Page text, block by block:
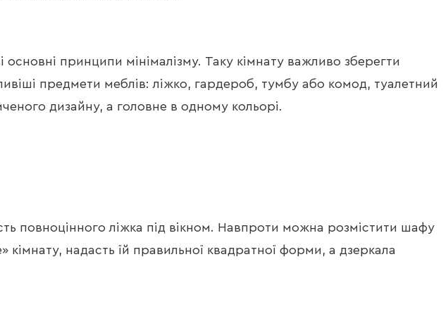
принципи мінімалізму. Таку кімнату важливо зберегти
предмети меблів: ліжко, гардероб, тумбу або комод, туалетний
дизайну, а головне в одному кольорі.
повноцінного ліжка під вікном. Навпроти можна розмістити шафу
кімнату, надасть їй правильної квадратної форми, а дзеркала